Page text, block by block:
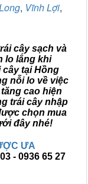
, Vĩnh Lợi,
cây sạch và
lo lắng khi
cây tại Hồng
nỗi lo về việc
cao hiện
trái cây nhập
chọn mua
đây nhé!
ƯA
- 0936 65 27